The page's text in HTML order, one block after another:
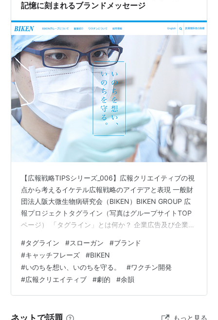
記憶に刻まれるブランドメッセージ
【広報戦略TIPSシリーズ_006】広報クリエイティブの視
点から考えるイケテル広報戦略のアイデアと表現 一般財
団法人阪大微生物病研究会（BIKEN）BIKEN GROUP 広
報プロジェクトタグライン（写真はグループサイトTOP
ページ） 「タグライン」とは何か？ 企業広告及び企業広
が、近年「タグライン」という言い方に取って代わられ
るようになっています。では「タグライン」とは何でし
ょうか？「スローガン」の新しい言い方なのでしょう
か？「キャッチフレーズ」とはどう違うのでしょうか？
実は、「スローガン」も「タグライン」も「キャッチフ
#タグライン #スローガン #ブランド
#キャッチフレーズ #BIKEN
#いのちを想い、いのちを守る。 #ワクチン開発
#広報クリエイティブ #劇的 #余韻
ネットで話題 もっと見る